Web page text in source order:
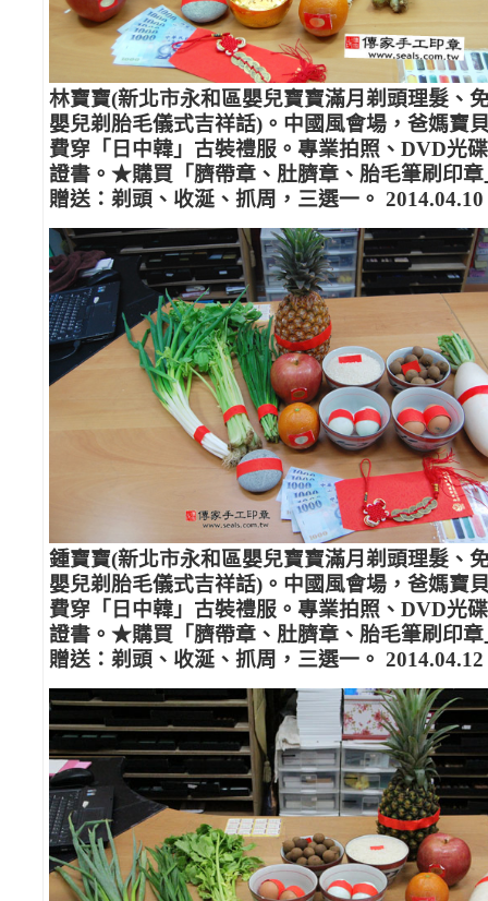
林寶寶(新北市永和區嬰兒寶寶滿月剃頭理髮、
嬰兒剃胎毛儀式吉祥話)。中國風會場，爸媽寶
費穿「日中韓」古裝禮服。專業拍照、DVD光
證書。★購買「臍帶章、肚臍章、胎毛筆刷印章
贈送：剃頭、收涎、抓周，三選一。 2014.04.10
鍾寶寶(新北市永和區嬰兒寶寶滿月剃頭理髮、
嬰兒剃胎毛儀式吉祥話)。中國風會場，爸媽寶
費穿「日中韓」古裝禮服。專業拍照、DVD光
證書。★購買「臍帶章、肚臍章、胎毛筆刷印章
贈送：剃頭、收涎、抓周，三選一。 2014.04.12